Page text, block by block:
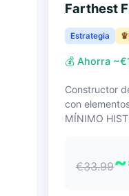
Farthest
Estrategia
💰 Ahorra
Constructor
con
MÍNIMO
€33.99